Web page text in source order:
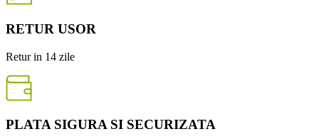
RETUR USOR
Retur in 14 zile
PLATA SIGURA SI SECURIZATA